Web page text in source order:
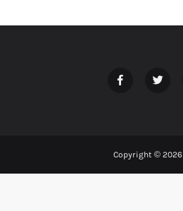
Copyright © 2026